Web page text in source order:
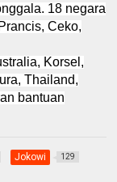
18 negara
Ceko,
Korsel,
Thailand,
bantuan
Jokowi 129